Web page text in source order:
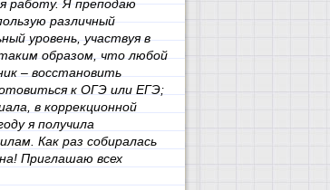
работу. Я преподаю
различный
уровень, участвуя в
образом, что любой
– восстановить
к ОГЭ или ЕГЭ;
в коррекционной
я получила
Как раз собиралась
Приглашаю всех